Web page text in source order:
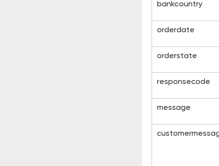
bankcountry
orderdate
orderstate
responsecode
message